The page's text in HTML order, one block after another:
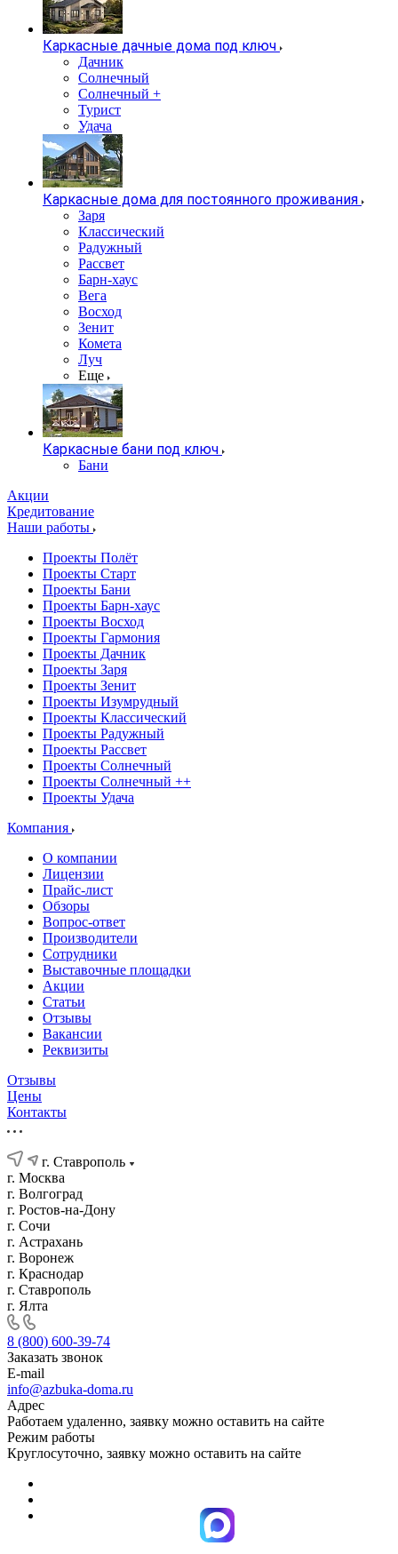
Каркасные дачные дома под ключ
Дачник
Солнечный
Солнечный +
Турист
Удача
Каркасные дома для постоянного проживания
Заря
Классический
Радужный
Рассвет
Барн-хаус
Вега
Восход
Зенит
Комета
Луч
Еще
Каркасные бани под ключ
Бани
Акции
Кредитование
Наши работы
Проекты Полёт
Проекты Старт
Проекты Бани
Проекты Барн-хаус
Проекты Восход
Проекты Гармония
Проекты Дачник
Проекты Заря
Проекты Зенит
Проекты Изумрудный
Проекты Классический
Проекты Радужный
Проекты Рассвет
Проекты Солнечный
Проекты Солнечный ++
Проекты Удача
Компания
О компании
Лицензии
Прайс-лист
Обзоры
Вопрос-ответ
Производители
Сотрудники
Выставочные площадки
Акции
Статьи
Отзывы
Вакансии
Реквизиты
Отзывы
Цены
Контакты
г. Ставрополь
г. Москва
г. Волгоград
г. Ростов-на-Дону
г. Сочи
г. Астрахань
г. Воронеж
г. Краснодар
г. Ставрополь
г. Ялта
8 (800) 600-39-74
Заказать звонок
E-mail
info@azbuka-doma.ru
Адрес
Работаем удаленно, заявку можно оставить на сайте
Режим работы
Круглосуточно, заявку можно оставить на сайте